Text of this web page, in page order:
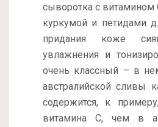
сыворотка с витамином
куркумой и петидами
придания коже
увлажнения и
очень классный – в
австралийской сливы
содержится, к
витамина С, чем в